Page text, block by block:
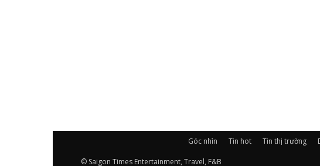
Góc nhìn Tin hot Tin thị trường
© Saigon Times Entertainment, Travel, F&B